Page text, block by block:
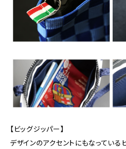
【ビッグジッパー】
デザインのアクセントにもなってい